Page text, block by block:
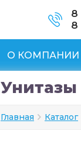
8
8
О КОМПАНИИ
Унитазы
Главная Каталог